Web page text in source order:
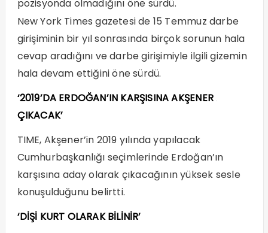
pozisyonda olmadığını öne sürdü.
New York Times gazetesi de 15 Temmuz darbe
girişiminin bir yıl sonrasında birçok sorunun hala
cevap aradığını ve darbe girişimiyle ilgili gizemin
hala devam ettiğini öne sürdü.
‘2019’DA ERDOĞAN’IN KARŞISINA AKŞENER
ÇIKACAK’
TIME, Akşener’in 2019 yılında yapılacak
Cumhurbaşkanlığı seçimlerinde Erdoğan’ın
karşısına aday olarak çıkacağının yüksek sesle
konuşulduğunu belirtti.
‘DİŞİ KURT OLARAK BİLİNİR’